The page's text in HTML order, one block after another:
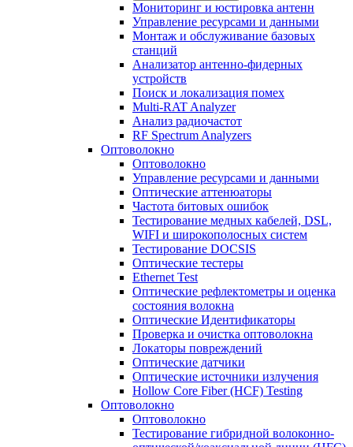
Мониторинг и юстировка антенн
Управление ресурсами и данными
Монтаж и обслуживание базовых
станций
Анализатор антенно-фидерных
устройств
Поиск и локализация помех
Multi-RAT Analyzer
Анализ радиочастот
RF Spectrum Analyzers
Оптоволокно
Оптоволокно
Управление ресурсами и данными
Оптические aттенюаторы
Частота битовых ошибок
Тестирование медных кабелей, DSL,
WIFI и широкополосных систем
Тестирование DOCSIS
Оптические тестеры
Ethernet Test
Оптические рефлектометры и оценка
состояния волокна
Оптические Идентификаторы
Проверка и очистка оптоволокна
Локаторы повреждений
Оптические датчики
Оптические источники излучения
Hollow Core Fiber (HCF) Testing
Оптоволокно
Оптоволокно
Тестирование гибридной волоконно-